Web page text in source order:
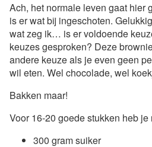
Ach, het normale leven gaat hier
is er wat bij ingeschoten.
wat zeg ik… is er voldoende
keuzes gesproken? Deze
andere keuze als je even geen
wil eten. Wel chocolade, wel
Bakken maar!
Voor 16-20 goede stukken heb je
300 gram suiker